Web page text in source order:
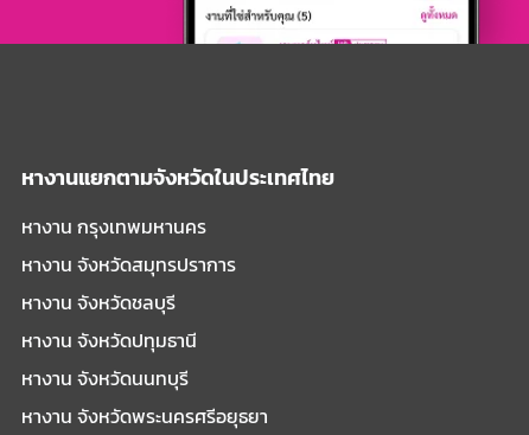
หางานแยกตามจังหวัดในประเทศไทย
หางาน กรุงเทพมหานคร
หางาน จังหวัดสมุทรปราการ
หางาน จังหวัดชลบุรี
หางาน จังหวัดปทุมธานี
หางาน จังหวัดนนทบุรี
หางาน จังหวัดพระนครศรีอยุธยา